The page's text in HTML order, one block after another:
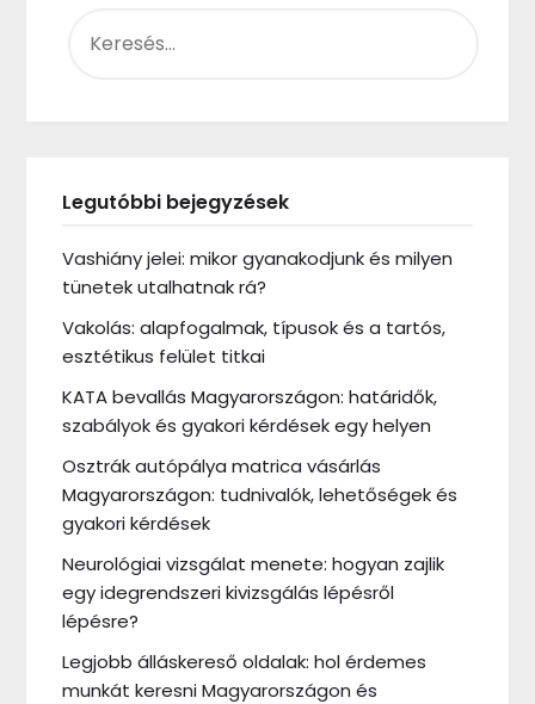
Legutóbbi bejegyzések
Vashiány jelei: mikor gyanakodjunk és milyen
tünetek utalhatnak rá?
Vakolás: alapfogalmak, típusok és a tartós,
esztétikus felület titkai
KATA bevallás Magyarországon: határidők,
szabályok és gyakori kérdések egy helyen
Osztrák autópálya matrica vásárlás
Magyarországon: tudnivalók, lehetőségek és
gyakori kérdések
Neurológiai vizsgálat menete: hogyan zajlik
egy idegrendszeri kivizsgálás lépésről
lépésre?
Legjobb álláskereső oldalak: hol érdemes
munkát keresni Magyarországon és